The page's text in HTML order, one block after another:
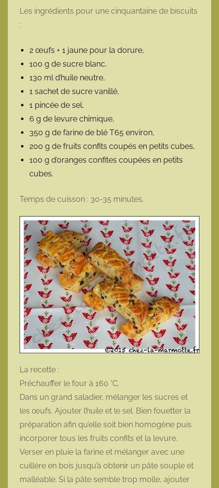
Les ingrédients pour une cinquantaine de biscuits
:
2 œufs + 1 jaune pour la dorure,
100 g de sucre blanc,
130 ml d’huile neutre,
1 sachet de sucre vanillé,
1 pincée de sel,
6 g de levure chimique,
350 g de farine de blé T65 environ,
200 g de fruits confits coupés en petits cubes,
100 g d’oranges confites coupées en petits
cubes.
Temps de cuisson : 30-35 minutes.
La recette :
Préchauffer le four à 160 °C.
Dans un grand saladier, mélanger les sucres et
les œufs. Ajouter l’huile et le sel. Bien fouetter la
préparation afin qu’elle soit bien homogène puis
incorporer tous les fruits confits et la levure.
Verser en pluie la farine et mélanger avec une
cuillère en bois jusqu’à obtenir un pâte souple et
malléable. Si la pâte semble trop molle, ajouter